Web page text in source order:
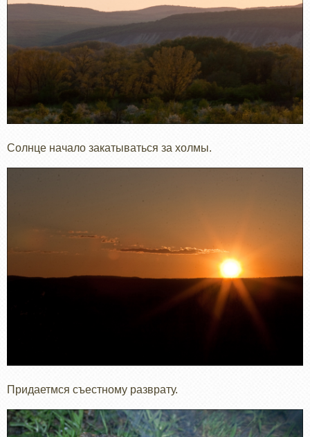
Солнце начало закатываться за холмы.
Придаетмся съестному разврату.